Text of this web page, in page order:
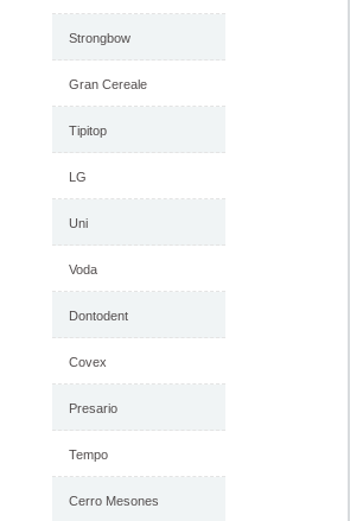
Strongbow
Gran Cereale
Tipitop
LG
Uni
Voda
Dontodent
Covex
Presario
Tempo
Cerro Mesones